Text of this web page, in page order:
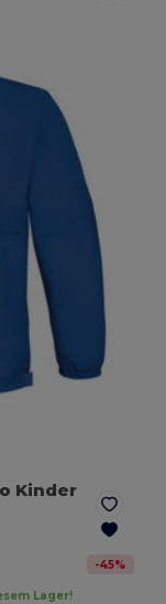
Kinder
-45%
Lager!